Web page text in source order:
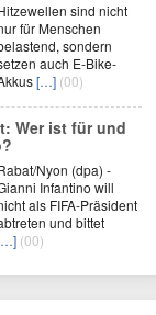
sind nicht
für Menschen
sondern
auch E-Bike-
[…] (00)
Wer ist für und
Nyon (dpa) -
Infantino will
als FIFA-Präsident
und bittet
(00)